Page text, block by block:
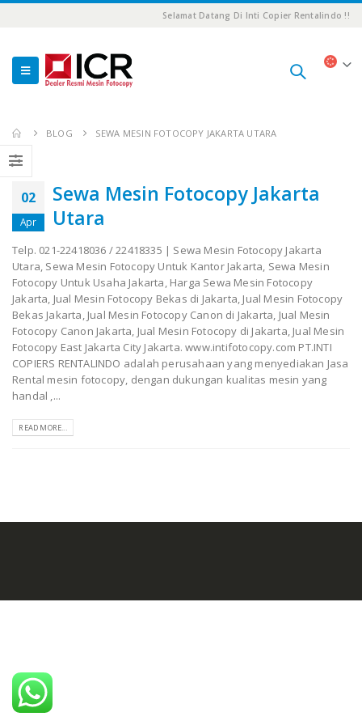
Selamat Datang Di Inti Copier Rentalindo !!
BLOG SEWA MESIN FOTOCOPY JAKARTA UTARA
02
Apr
Sewa Mesin Fotocopy Jakarta
Utara
Telp. 021-22418036 / 22418335 | Sewa Mesin Fotocopy Jakarta
Utara, Sewa Mesin Fotocopy Untuk Kantor Jakarta, Sewa Mesin
Fotocopy Untuk Usaha Jakarta, Harga Sewa Mesin Fotocopy
Jakarta, Jual Mesin Fotocopy Bekas di Jakarta, Jual Mesin Fotocopy
Bekas Jakarta, Jual Mesin Fotocopy Canon di Jakarta, Jual Mesin
Fotocopy Canon Jakarta, Jual Mesin Fotocopy di Jakarta, Jual Mesin
Fotocopy East Jakarta City Jakarta. www.intifotocopy.com PT.INTI
COPIERS RENTALINDO adalah perusahaan yang menyediakan Jasa
Rental mesin fotocopy, dengan dukungan kualitas mesin yang
handal ,...
READ MORE...